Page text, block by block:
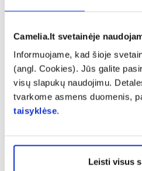
Camelia.lt svetainėje
Informuojame, kad šioje
(angl. Cookies). Jūs galite
visų slapukų naudojimu.
tvarkome asmens duomenis,
taisyklėse.
Leisti visus
-50%